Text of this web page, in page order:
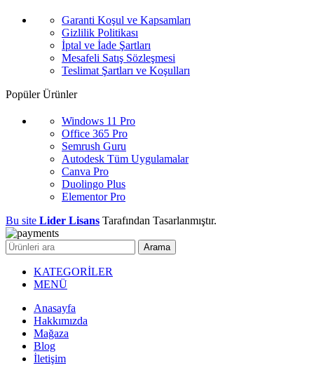
Garanti Koşul ve Kapsamları
Gizlilik Politikası
İptal ve İade Şartları
Mesafeli Satış Sözleşmesi
Teslimat Şartları ve Koşulları
Popüler Ürünler
Windows 11 Pro
Office 365 Pro
Semrush Guru
Autodesk Tüm Uygulamalar
Canva Pro
Duolingo Plus
Elementor Pro
Bu site Lider Lisans Tarafından Tasarlanmıştır.
Arama
KATEGORİLER
MENÜ
Anasayfa
Hakkımızda
Mağaza
Blog
İletişim